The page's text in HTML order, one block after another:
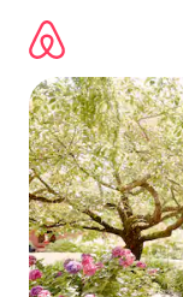
direct
naar
inhoud